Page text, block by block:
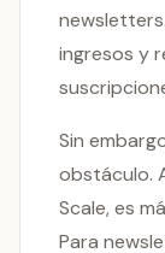
ingresos y
Sin
obstáculo.
Scale, es
Para